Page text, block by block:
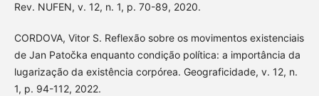
Rev. NUFEN, v. 12, n. 1, p. 70-89, 2020.
CORDOVA, Vitor S. Reflexão sobre os movimentos existenciais
de Jan Patočka enquanto condição política: a importância da
lugarização da existência corpórea. Geograficidade, v. 12, n.
1, p. 94-112, 2022.